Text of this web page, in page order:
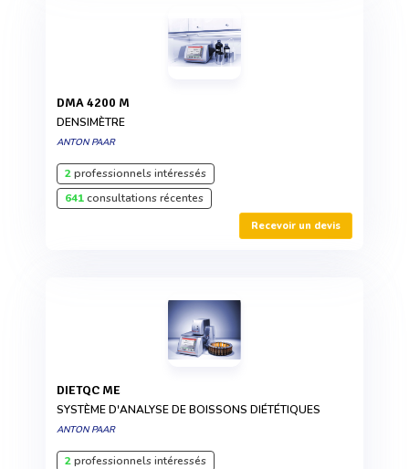
DMA 4200 M
DENSIMÈTRE
ANTON PAAR
2professionnels intéressés
641consultations récentes
Recevoir un devis
DIETQC ME
SYSTÈME D'ANALYSE DE BOISSONS DIÉTÉTIQUES
ANTON PAAR
2professionnels intéressés